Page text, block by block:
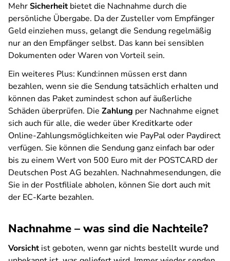
MehrSicherheitbietet die Nachnahme durch die
persönliche Übergabe. Da der Zusteller vom Empfänger
Geld einziehen muss, gelangt die Sendung regelmäßig
nur an den Empfänger selbst. Das kann bei sensiblen
Dokumenten oder Waren von Vorteil sein.
Ein weiteres Plus: Kund:innen müssen erst dann
bezahlen, wenn sie die Sendung tatsächlich erhalten und
können das Paket zumindest schon auf äußerliche
Schäden überprüfen. Die Zahlung per Nachnahme eignet
sich auch für alle, die weder über Kreditkarte oder
Online-Zahlungsmöglichkeiten wie PayPal oder Paydirect
verfügen. Sie können die Sendung ganz einfach bar oder
bis zu einem Wert von 500 Euro mit der POSTCARD der
Deutschen Post AG bezahlen. Nachnahmesendungen, die
Sie in der Postfiliale abholen, können Sie dort auch mit
der EC-Karte bezahlen.
Nachnahme – was sind die Nachteile?
Vorsichtist geboten, wenn gar nichts bestellt wurde und